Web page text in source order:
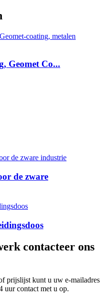
Geomet Co...
de zware
contacteer ons
prijslijst kunt u uw e-mailadres
uur contact met u op.